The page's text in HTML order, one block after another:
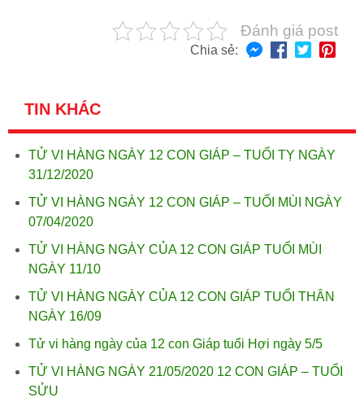
Đánh giá post
Chia sẻ:
TIN KHÁC
TỬ VI HÀNG NGÀY 12 CON GIÁP – TUỔI TỴ NGÀY
31/12/2020
TỬ VI HÀNG NGÀY 12 CON GIÁP – TUỔI MÙI NGÀY
07/04/2020
TỬ VI HÀNG NGÀY CỦA 12 CON GIÁP TUỔI MÙI
NGÀY 11/10
TỬ VI HÀNG NGÀY CỦA 12 CON GIÁP TUỔI THÂN
NGÀY 16/09
Tử vi hàng ngày của 12 con Giáp tuổi Hợi ngày 5/5
TỬ VI HÀNG NGÀY 21/05/2020 12 CON GIÁP – TUỔI
SỬU